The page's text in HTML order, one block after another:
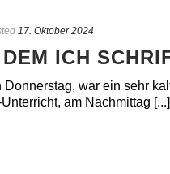
17. Oktober 2024
ICH
war ein sehr
am Nachmittag [...]